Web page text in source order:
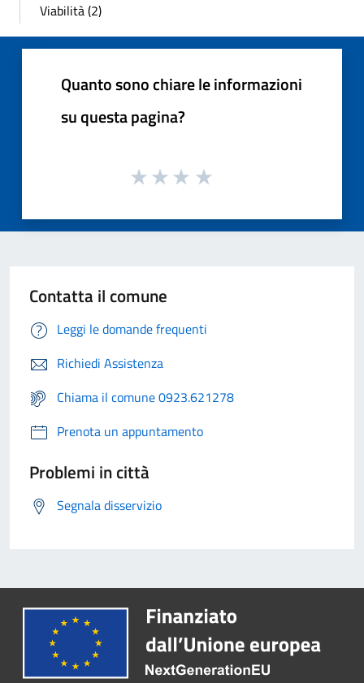
Viabilità (2)
Quanto sono chiare le informazioni
su questa pagina?
Contatta il comune
Leggi le domande frequenti
Richiedi Assistenza
Chiama il comune 0923.621278
Prenota un appuntamento
Problemi in città
Segnala disservizio